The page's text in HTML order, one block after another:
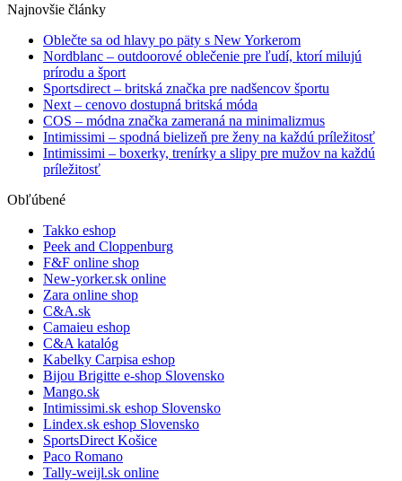
Najnovšie články
Oblečte sa od hlavy po päty s New Yorkerom
Nordblanc – outdoorové oblečenie pre ľudí, ktorí milujú
prírodu a šport
Sportsdirect – britská značka pre nadšencov športu
Next – cenovo dostupná britská móda
COS – módna značka zameraná na minimalizmus
Intimissimi – spodná bielizeň pre ženy na každú príležitosť
Intimissimi – boxerky, trenírky a slipy pre mužov na každú
príležitosť
Obľúbené
Takko eshop
Peek and Cloppenburg
F&F online shop
New-yorker.sk online
Zara online shop
C&A.sk
Camaieu eshop
C&A katalóg
Kabelky Carpisa eshop
Bijou Brigitte e-shop Slovensko
Mango.sk
Intimissimi.sk eshop Slovensko
Lindex.sk eshop Slovensko
SportsDirect Košice
Paco Romano
Tally-weijl.sk online